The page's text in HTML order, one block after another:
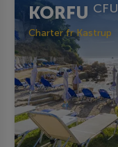
KORFU CFU
Charter fr Kastrup